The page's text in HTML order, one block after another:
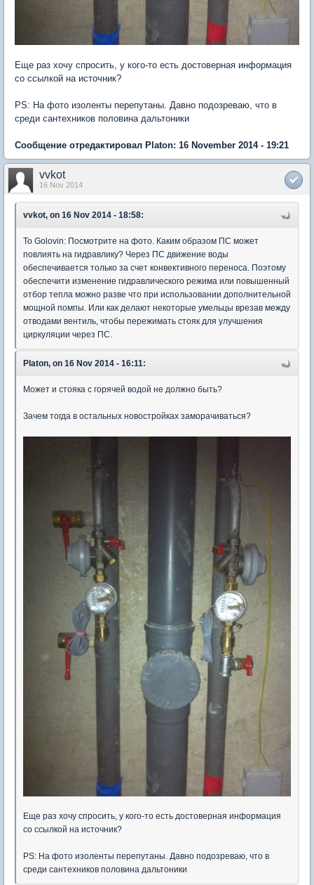
Еще раз хочу спросить, у кого-то есть достоверная информация
со ссылкой на источник?
PS: На фото изоленты перепутаны. Давно подозреваю, что в
среди сантехников половина дальтоники
Сообщение отредактировал Platon: 16 November 2014 - 19:21
vvkot
16 Nov 2014
vvkot, on 16 Nov 2014 - 18:58:
То Golovin: Посмотрите на фото. Каким образом ПС может
повлиять на гидравлику? Через ПС движение воды
обеспечивается только за счет конвективного переноса. Поэтому
обеспечити изменение гидравлического режима или повышенный
отбор тепла можно разве что при использовании дополнительной
мощной помпы. Или как делают некоторые умельцы врезав между
отводами вентиль, чтобы пережимать стояк для улучшения
циркуляции через ПС.
Platon, on 16 Nov 2014 - 16:11:
Может и стояка с горячей водой не должно быть?
Зачем тогда в остальных новостройках заморачиваться?
Еще раз хочу спросить, у кого-то есть достоверная информация
со ссылкой на источник?
PS: На фото изоленты перепутаны. Давно подозреваю, что в
среди сантехников половина дальтоники